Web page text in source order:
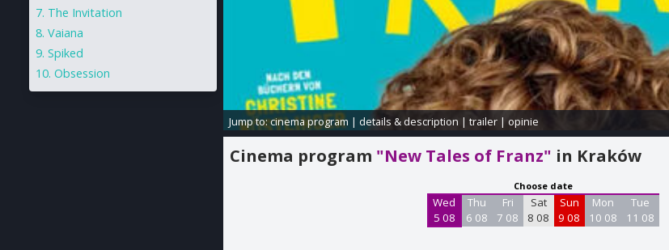
Jump to:cinema program | details & description | trailer| opinie
Cinema program "New Tales of Franz" in Kraków
Choose date
Wed
5 08
Thu
6 08
Fri
7 08
Sat
8 08
Sun
9 08
Mon
10 08
Tue
11 08
The Invitation
Vaiana
Spiked
Obsession